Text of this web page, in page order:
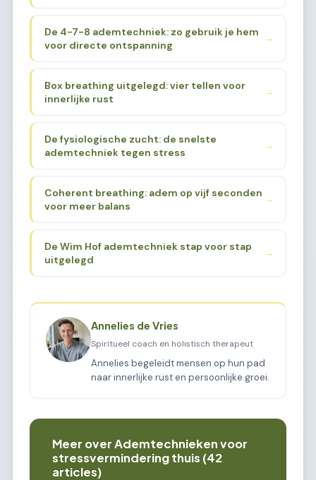
De 4-7-8 ademtechniek: zo gebruik je hem
voor directe ontspanning
→
Box breathing uitgelegd: vier tellen voor
innerlijke rust
→
De fysiologische zucht: de snelste
ademtechniek tegen stress
→
Coherent breathing: adem op vijf seconden
voor meer balans
→
De Wim Hof ademtechniek stap voor stap
uitgelegd
→
Annelies de Vries
Spiritueel coach en holistisch therapeut
Annelies begeleidt mensen op hun pad
naar innerlijke rust en persoonlijke groei.
Meer over Ademtechnieken voor
stressvermindering thuis (42
articles)